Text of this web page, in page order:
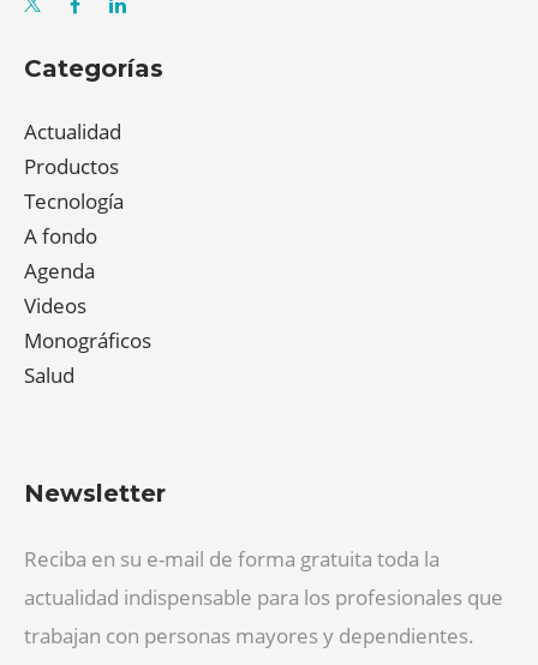
Categorías
Actualidad
Productos
Tecnología
A fondo
Agenda
Videos
Monográficos
Salud
Newsletter
Reciba en su e-mail de forma gratuita toda la
actualidad indispensable para los profesionales que
trabajan con personas mayores y dependientes.